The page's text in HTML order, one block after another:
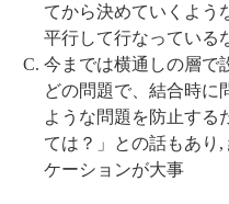
てから決めていくよう
平行して行なっている
今までは横通しの層で
どの問題で、結合時に
ような問題を防止する
ては？」との話もあり
ケーションが大事